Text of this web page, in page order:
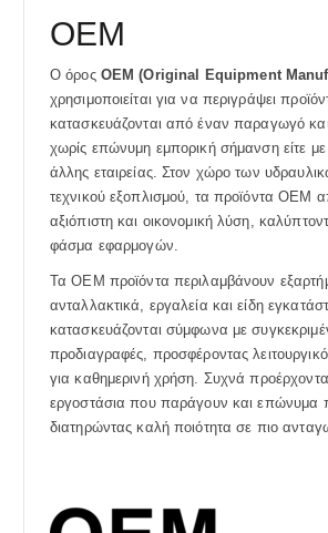
OEM
Ο όρος OEM (Original Equipment
χρησιμοποιείται για να περιγράψει
κατασκευάζονται από έναν παραγωγό και
χωρίς επώνυμη εμπορική σήμανση είτε
άλλης εταιρείας. Στον χώρο των
τεχνικού εξοπλισμού, τα προϊόντα OEM
αξιόπιστη και οικονομική λύση,
φάσμα εφαρμογών.
Τα OEM προϊόντα περιλαμβάνουν
ανταλλακτικά, εργαλεία και είδη
κατασκευάζονται σύμφωνα με
προδιαγραφές, προσφέροντας
για καθημερινή χρήση. Συχνά
εργοστάσια που παράγουν και επώνυμα
διατηρώντας καλή ποιότητα σε πιο